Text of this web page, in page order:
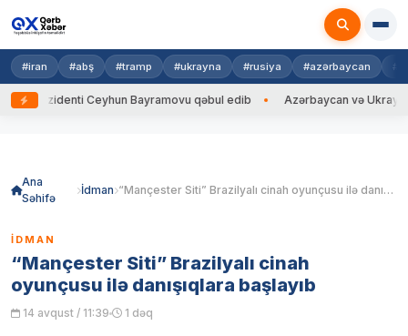
#iran #abş #tramp #ukrayna #rusiya #azərbaycan
Ceyhun Bayramovu qəbul edib Azərbaycan və Ukrayna XİN
Ana
Səhifə
İdman “Mançester Siti” Brazilyalı cinah oyunçusu ilə danışıqlara başlayıb
İDMAN
“Mançester Siti” Brazilyalı cinah
oyunçusu ilə danışıqlara başlayıb
14 avqust / 11:39 1 dəq